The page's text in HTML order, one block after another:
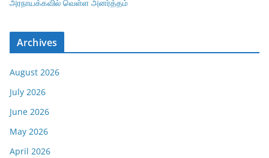
அரநாயக்கவில் வெள்ள அனர்த்தம்
Archives
August 2026
July 2026
June 2026
May 2026
April 2026